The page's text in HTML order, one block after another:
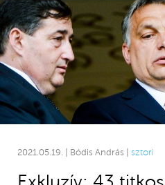
2021.05.19. | Bódis András | sztori